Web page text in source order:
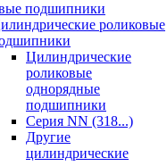
подшипники
роликовые
Цилиндрические
роликовые
однорядные
подшипники
Серия NN (318...)
Другие
цилиндрические